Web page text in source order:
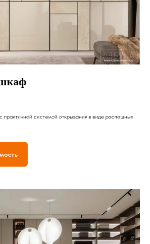
системой открывания в виде распашных